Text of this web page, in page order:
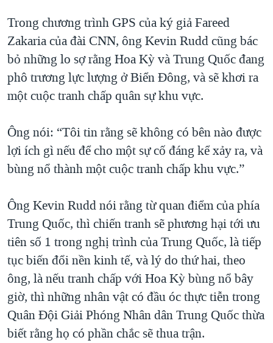
Trong chương trình GPS của ký giả Fareed
Zakaria của đài CNN, ông Kevin Rudd cũng bác
bỏ những lo sợ rằng Hoa Kỳ và Trung Quốc đang
phô trương lực lượng ở Biển Đông, và sẽ khơi ra
một cuộc tranh chấp quân sự khu vực.
Ông nói: “Tôi tin rằng sẽ không có bên nào được
lợi ích gì nếu để cho một sự cố đáng kể xảy ra, và
bùng nổ thành một cuộc tranh chấp khu vực.”
Ông Kevin Rudd nói rằng từ quan điểm của phía
Trung Quốc, thì chiến tranh sẽ phương hại tới ưu
tiên số 1 trong nghị trình của Trung Quốc, là tiếp
tục biến đổi nền kinh tế, và lý do thứ hai, theo
ông, là nếu tranh chấp với Hoa Kỳ bùng nổ bây
giờ, thì những nhân vật có đầu óc thực tiễn trong
Quân Đội Giải Phóng Nhân dân Trung Quốc thừa
biết rằng họ có phần chắc sẽ thua trận.